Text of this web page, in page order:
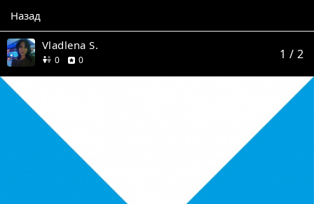
Назад
Vladlena S.
0друзей
0отзывов 1 / 2